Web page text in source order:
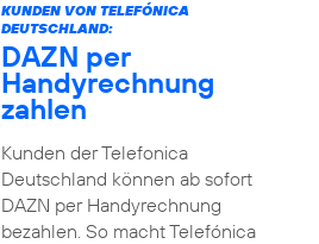
KUNDEN VON TELEFÓNICA
DEUTSCHLAND:
DAZN per
Handyrechnung
zahlen
Kunden der Telefonica
Deutschland können ab sofort
DAZN per Handyrechnung
bezahlen. So macht Telefónica